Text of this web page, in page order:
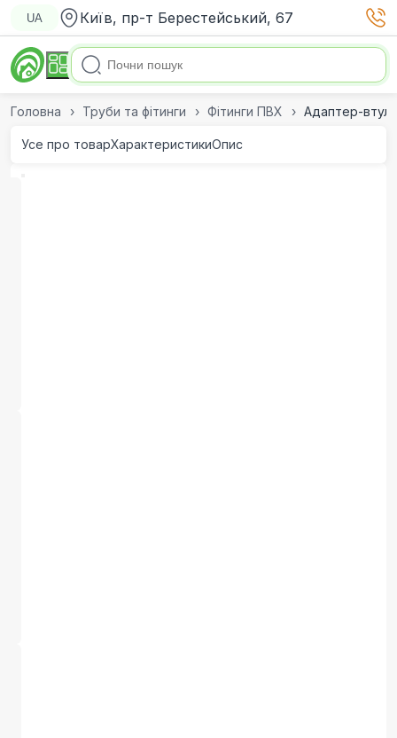
UA Київ, пр-т Берестейський, 67
Головна Труби та фітинги Фітинги ПВХ Адаптер-
Усе про товарХарактеристикиОпис